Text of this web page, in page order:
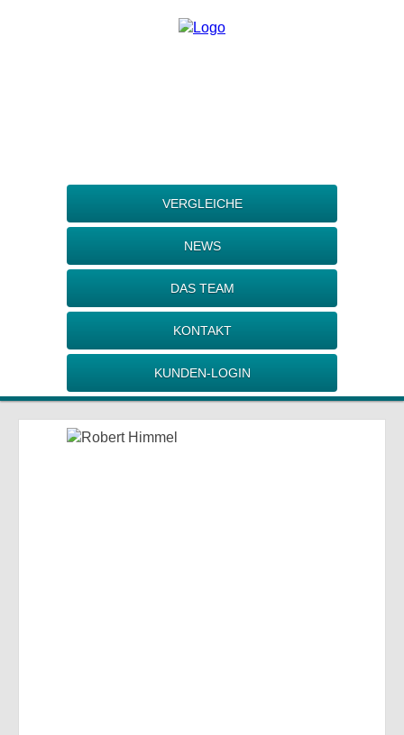
VERGLEICHE
NEWS
DAS TEAM
KONTAKT
KUNDEN-LOGIN